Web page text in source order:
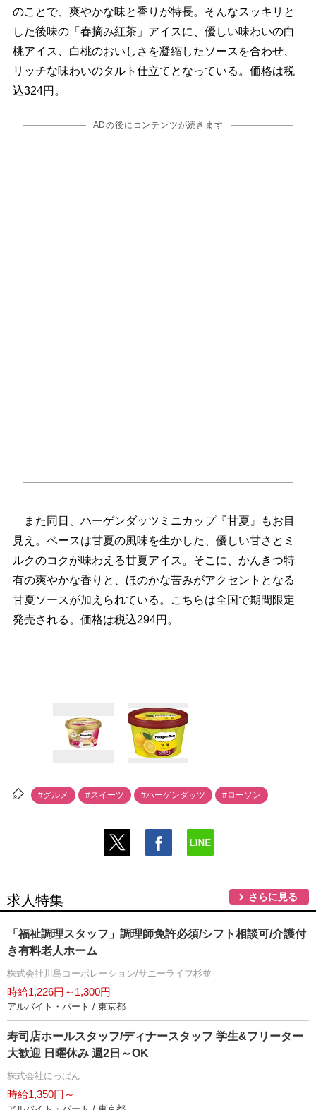
のことで、爽やかな味と香りが特長。そんなスッキリと
した後味の「春摘み紅茶」アイスに、優しい味わいの白
桃アイス、白桃のおいしさを凝縮したソースを合わせ、
リッチな味わいのタルト仕立てとなっている。価格は税
込324円。
ADの後にコンテンツが続きます
また同日、ハーゲンダッツミニカップ『甘夏』もお目
見え。ベースは甘夏の風味を生かした、優しい甘さとミ
ルクのコクが味わえる甘夏アイス。そこに、かんきつ特
有の爽やかな香りと、ほのかな苦みがアクセントとなる
甘夏ソースが加えられている。こちらは全国で期間限定
発売される。価格は税込294円。
#グルメ #スイーツ #ハーゲンダッツ #ローソン
求人特集 さらに見る
「福祉調理スタッフ」調理師免許必須/シフト相談可/介護付
き有料老人ホーム
株式会社川島コーポレーション/サニーライフ杉並
時給1,226円～1,300円
アルバイト・パート / 東京都
寿司店ホールスタッフ/ディナースタッフ 学生&フリーター
大歓迎 日曜休み 週2日～OK
株式会社にっぱん
時給1,350円～